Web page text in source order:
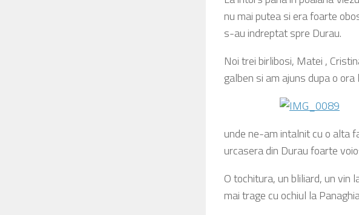
nu mai putea si era foarte
s-au indreptat spre Durau.
Noi trei birlibosi, Matei ,
galben si am ajuns dupa o
unde ne-am intalnit cu o alta
urcasera din Durau foarte
O tochitura, un bliliard, un vin
mai trage cu ochiul la